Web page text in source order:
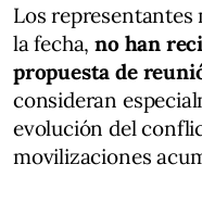
Los representantes
la fecha,no han
propuesta de
consideran
evolución del
movilizaciones